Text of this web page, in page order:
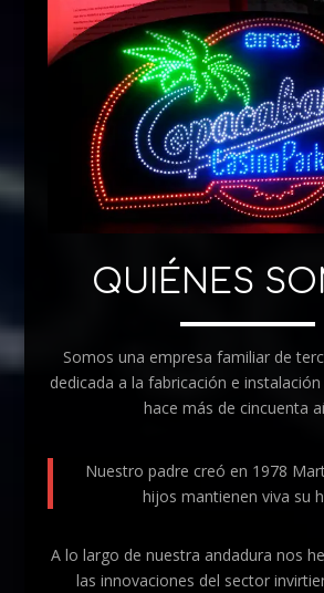
QUIÉNES
Somos una empresa familiar de
dedicada a la fabricación e
hace más de cincuenta
Nuestro padre creó en 1978
hijos mantienen viva su
A lo largo de nuestra andadura nos
las innovaciones del sector